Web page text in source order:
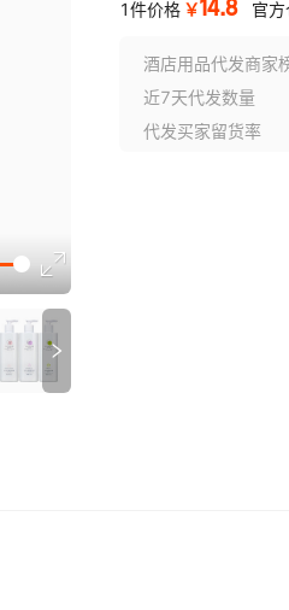
1件价格 ￥ 官
酒店用品代发商家
近7天代发数量
代发买家留货率